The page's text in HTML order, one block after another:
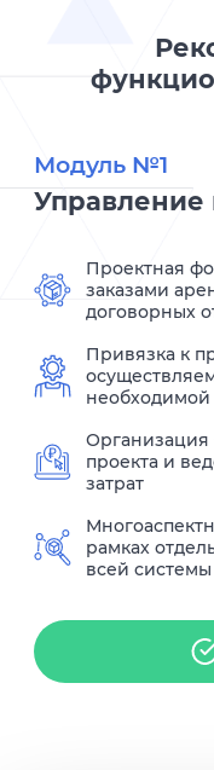
Модуль №1
Управление
Проектная
заказами
договорных
Привязка к
проекта и
затрат
рамках
всей системы